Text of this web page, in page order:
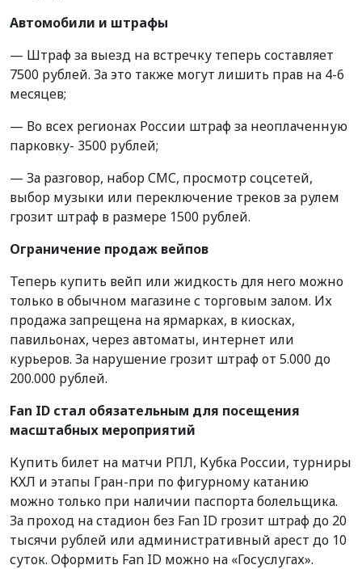
Автомобили и штрафы
— Штраф за выезд на встречку теперь составляет
7500 рублей. За это также могут лишить прав на 4-6
месяцев;
— Во всех регионах России штраф за неоплаченную
парковку- 3500 рублей;
— За разговор, набор СМС, просмотр соцсетей,
выбор музыки или переключение треков за рулем
грозит штраф в размере 1500 рублей.
Ограничение продаж вейпов
Теперь купить вейп или жидкость для него можно
только в обычном магазине с торговым залом. Их
продажа запрещена на ярмарках, в киосках,
павильонах, через автоматы, интернет или
курьеров. За нарушение грозит штраф от 5.000 до
200.000 рублей.
Fan ID стал обязательным для посещения
масштабных мероприятий
Купить билет на матчи РПЛ, Кубка России, турниры
КХЛ и этапы Гран-при по фигурному катанию
можно только при наличии паспорта болельщика.
За проход на стадион без Fan ID грозит штраф до 20
тысячи рублей или административный арест до 10
суток. Оформить Fan ID можно на «Госуслугах».